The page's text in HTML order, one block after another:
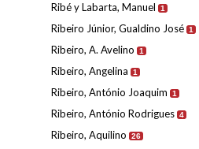
Ribé y Labarta, Manuel 1
Ribeiro Júnior, Gualdino José 1
Ribeiro, A. Avelino 1
Ribeiro, Angelina 1
Ribeiro, António Joaquim 1
Ribeiro, António Rodrigues 4
Ribeiro, Aquilino 26